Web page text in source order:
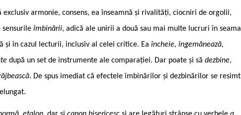
armonie, consens, ea înseamnă și rivalități, ciocniri de orgolii,
sensurile îmbinării, adică ale unirii a două sau mai multe lucruri în seama
și în cazul lecturii, inclusiv al celei critice. Ea încheie, îngemănează,
după un set de instrumente ale comparației. Dar poate și să dezbine,
. De spus imediat că efectele îmbinărilor și dezbinărilor se resimt